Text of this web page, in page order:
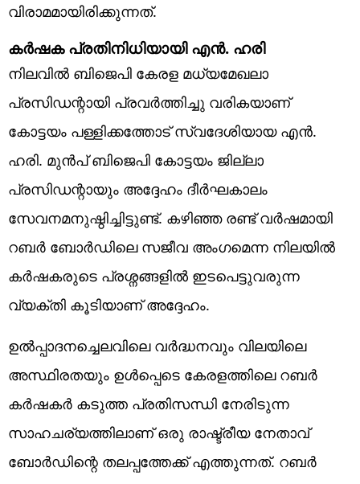
വിരാമമായിരിക്കുന്നത്.
കർഷക പ്രതിനിധിയായി എൻ. ഹരി
നിലവിൽ ബിജെപി കേരള മധ്യമേഖലാ
പ്രസിഡന്റായി പ്രവർത്തിച്ചു വരികയാണ്
കോട്ടയം പള്ളിക്കത്തോട് സ്വദേശിയായ എൻ.
ഹരി. മുൻപ് ബിജെപി കോട്ടയം ജില്ലാ
പ്രസിഡന്റായും അദ്ദേഹം ദീർഘകാലം
സേവനമനുഷ്ഠിച്ചിട്ടുണ്ട്. കഴിഞ്ഞ രണ്ട് വർഷമായി
റബർ ബോർഡിലെ സജീവ അംഗമെന്ന നിലയിൽ
കർഷകരുടെ പ്രശ്നങ്ങളിൽ ഇടപെട്ടുവരുന്ന
വ്യക്തി കൂടിയാണ് അദ്ദേഹം.
ഉൽപ്പാദനച്ചെലവിലെ വർദ്ധനവും വിലയിലെ
അസ്ഥിരതയും ഉൾപ്പെടെ കേരളത്തിലെ റബർ
കർഷകർ കടുത്ത പ്രതിസന്ധി നേരിടുന്ന
സാഹചര്യത്തിലാണ് ഒരു രാഷ്ട്രീയ നേതാവ്
ബോർഡിന്റെ തലപ്പത്തേക്ക് എത്തുന്നത്. റബർ